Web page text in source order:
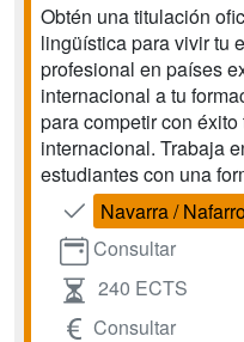
Obtén una titulación
lingüística para vivir tu
profesional en países
internacional a tu
para competir con
internacional. Trabaja
estudiantes con una
Navarra /
Consultar
240 ECTS
Consultar